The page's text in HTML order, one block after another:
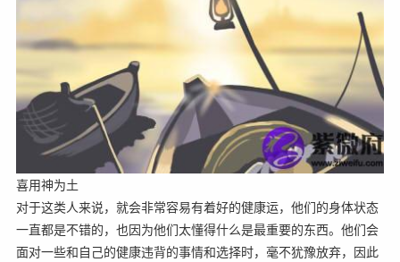
喜用神为土
对于这类人来说，就会非常容易有着好的健康运，他们的身体状态
一直都是不错的，也因为他们太懂得什么是最重要的东西。他们会
面对一些和自己的健康违背的事情和选择时，毫不犹豫放弃，因此